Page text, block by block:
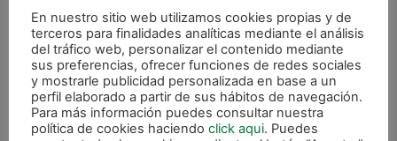
Mejor medio de comunicación:
Teledeporte
Mejor jugador: Ricardo Filipe (Ricardinho)
Mejor jugadora: Amparo Jiménez (Ampi)
Equipo revelación masculino: Magna
Gurpea
Equipo revelación femenino: Poio
En nuestro sitio web utilizamos cookies propias y de
terceros para finalidades analíticas mediante el análisis
del tráfico web, personalizar el contenido mediante
sus preferencias, ofrecer funciones de redes sociales
y mostrarle publicidad personalizada en base a un
perfil elaborado a partir de sus hábitos de navegación.
Para más información puedes consultar nuestra
política de cookies haciendo click aqui. Puedes